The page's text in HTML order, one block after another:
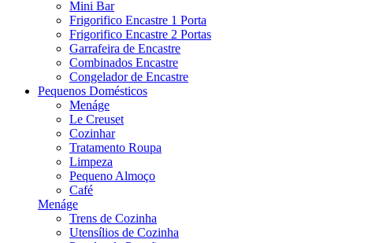
Mini Bar
Frigorifico Encastre 1 Porta
Frigorifico Encastre 2 Portas
Garrafeira de Encastre
Combinados Encastre
Congelador de Encastre
Pequenos Domésticos
Menáge
Le Creuset
Cozinhar
Tratamento Roupa
Limpeza
Pequeno Almoço
Café
Menáge
Trens de Cozinha
Utensílios de Cozinha